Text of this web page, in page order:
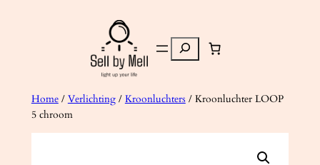
Zoeken
Home/ Verlichting/ Kroonluchters/ Kroonluchter LOOP
5 chroom